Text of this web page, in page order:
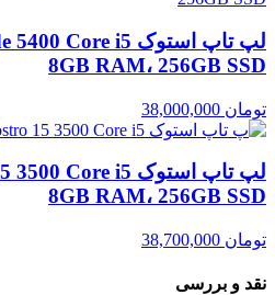
8GB RAM، 256GB SSD
تومان
8GB RAM، 256GB SSD
تومان
نقد و بررسی